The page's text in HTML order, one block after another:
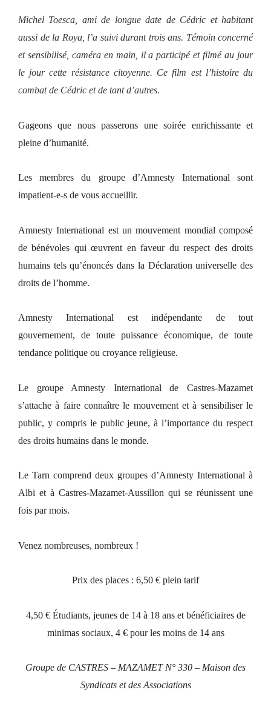
Michel Toesca, ami de longue date de Cédric et habitant
aussi de la Roya, l’a suivi durant trois ans. Témoin concerné
et sensibilisé, caméra en main, il a participé et filmé au jour
le jour cette résistance citoyenne. Ce film est l’histoire du
combat de Cédric et de tant d’autres.
Gageons que nous passerons une soirée enrichissante et
pleine d’humanité.
Les membres du groupe d’Amnesty International sont
impatient-e-s de vous accueillir.
Amnesty International est un mouvement mondial composé
de bénévoles qui œuvrent en faveur du respect des droits
humains tels qu’énoncés dans la Déclaration universelle des
droits de l’homme.
Amnesty International est indépendante de tout
gouvernement, de toute puissance économique, de toute
tendance politique ou croyance religieuse.
Le groupe Amnesty International de Castres-Mazamet
s’attache à faire connaître le mouvement et à sensibiliser le
public, y compris le public jeune, à l’importance du respect
des droits humains dans le monde.
Le Tarn comprend deux groupes d’Amnesty International à
Albi et à Castres-Mazamet-Aussillon qui se réunissent une
fois par mois.
Venez nombreuses, nombreux !
Prix des places : 6,50 € plein tarif
4,50 € Étudiants, jeunes de 14 à 18 ans et bénéficiaires de
minimas sociaux, 4 € pour les moins de 14 ans
Groupe de CASTRES – MAZAMET N° 330 – Maison des
Syndicats et des Associations